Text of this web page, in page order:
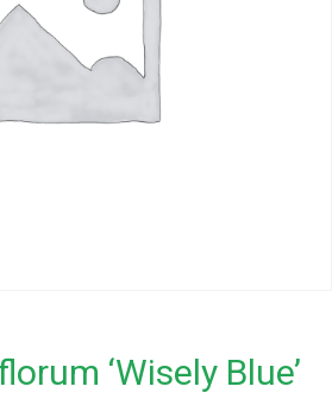
‘Wisely Blue’